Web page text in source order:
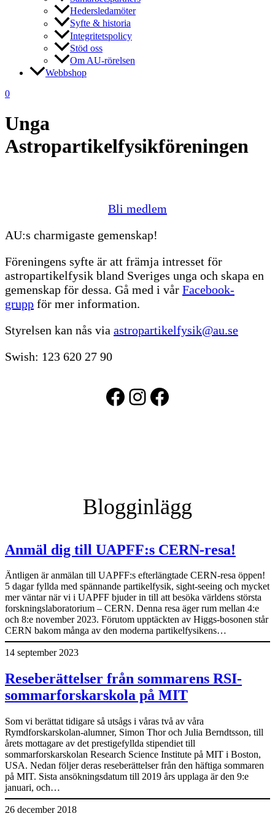
Hedersledamöter
Syfte & historia
Integritetspolicy
Stöd oss
Om AU-rörelsen
Webbshop
0
Unga
Astropartikelfysikföreningen
Bli medlem
AU:s charmigaste gemenskap!
Föreningens syfte är att främja intresset för
astropartikelfysik bland Sveriges unga och skapa en
gemenskap för dessa. Gå med i vår Facebook-
grupp för mer information.
Styrelsen kan nås via astropartikelfysik@au.se
Swish: 123 620 27 90
Facebook Instagram Facebook
Blogginlägg
Anmäl dig till UAPFF:s CERN-resa!
Äntligen är anmälan till UAPFF:s efterlängtade CERN-resa öppen!
5 dagar fyllda med spännande partikelfysik, sight-seeing och mycket
mer väntar när vi i UAPFF bjuder in till att besöka världens största
forskningslaboratorium – CERN. Denna resa äger rum mellan 4:e
och 8:e november 2023. Förutom upptäckten av Higgs-bosonen står
CERN bakom många av den moderna partikelfysikens…
14 september 2023
Reseberättelser från sommarens RSI-
sommarforskarskola på MIT
Som vi berättat tidigare så utsågs i våras två av våra
Rymdforskarskolan-alumner, Simon Thor och Julia Berndtsson, till
årets mottagare av det prestigefyllda stipendiet till
sommarforskarskolan Research Science Institute på MIT i Boston,
USA. Nedan följer deras reseberättelser från den häftiga sommaren
på MIT. Sista ansökningsdatum till 2019 års upplaga är den 9:e
januari, och…
26 december 2018